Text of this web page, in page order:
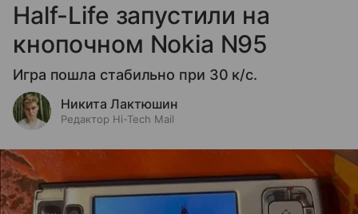
Half-Life запустили на
кнопочном Nokia N95
Игра пошла стабильно при 30 к/с.
Никита Лактюшин
Редактор Hi-Tech Mail